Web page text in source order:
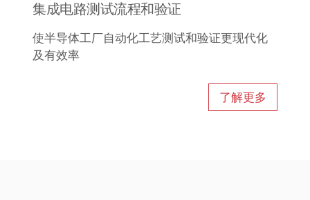
集成电路测试流程和验证
使半导体工厂自动化工艺测试和验证更现代化
及有效率
了解更多